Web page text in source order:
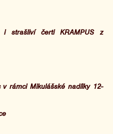
strašliví čerti KRAMPUS z
rámci Mikulášské nadílky 12-